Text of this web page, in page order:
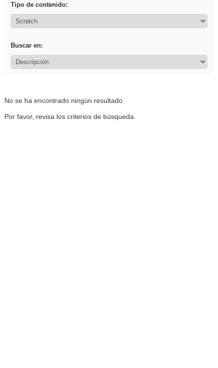
Tipo de contenido:
Buscar en:
No se ha encontrado ningún resultado.
Por favor, revisa los criterios de búsqueda.